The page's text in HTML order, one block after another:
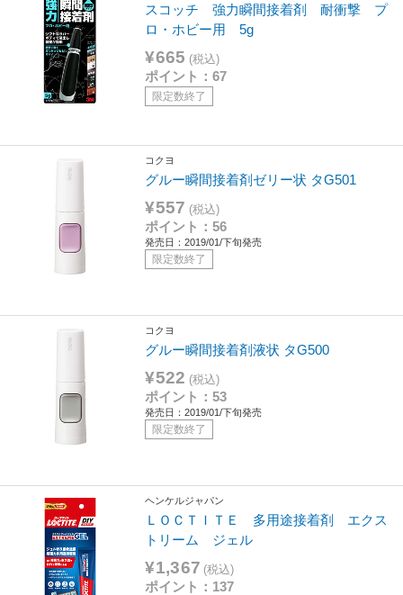
スコッチ 強力瞬間接着剤 耐衝撃 プ
ロ・ホビー用 5g
¥665 (税込)
ポイント：67
限定数終了
コクヨ
グルー瞬間接着剤ゼリー状 タG501
¥557 (税込)
ポイント：56
発売日：2019/01/下旬発売
限定数終了
コクヨ
グルー瞬間接着剤液状 タG500
¥522 (税込)
ポイント：53
発売日：2019/01/下旬発売
限定数終了
ヘンケルジャパン
ＬＯＣＴＩＴＥ 多用途接着剤 エクス
トリーム ジェル
¥1,367 (税込)
ポイント：137